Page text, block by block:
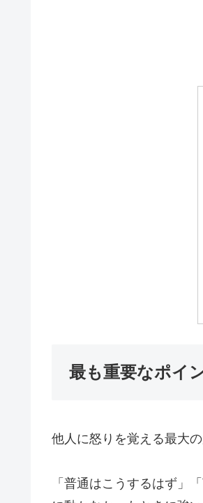
最も重要なポイ
他人に怒りを覚える最大
「普通はこうするはず」